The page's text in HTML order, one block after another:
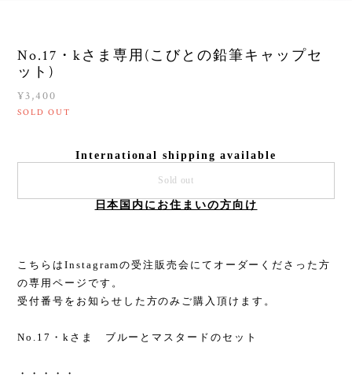
No.17・kさま専用(こびとの鉛筆キャップセ
ット)
¥3,400
SOLD OUT
International shipping available
Sold out
日本国内にお住まいの方向け
こちらはInstagramの受注販売会にてオーダーくださった方
の専用ページです。
受付番号をお知らせした方のみご購入頂けます。
No.17・kさま ブルーとマスタードのセット
・・・・・